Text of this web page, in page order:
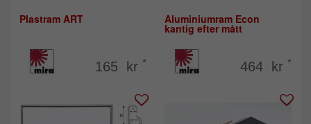
Plastram ART
165 kr *
Aluminiumram Econ
kantig efter mått
464 kr *